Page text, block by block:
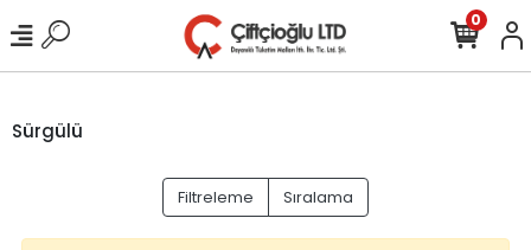
0
Sürgülü
Filtreleme Sıralama